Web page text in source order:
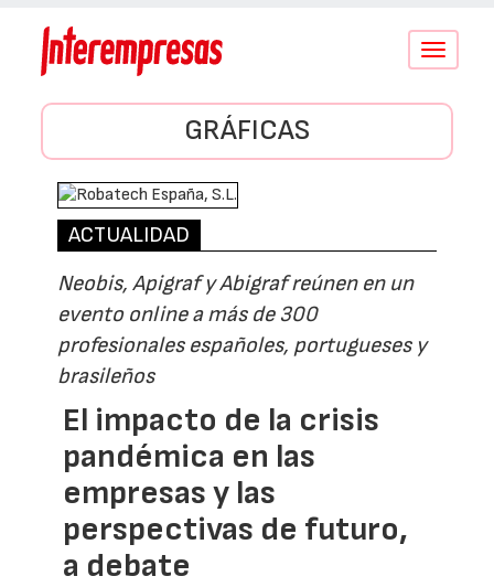
Conmutar
GRÁFICAS
ACTUALIDAD
Neobis, Apigraf y Abigraf reúnen en un
evento online a más de 300
profesionales españoles, portugueses y
brasileños
El impacto de la crisis
pandémica en las
empresas y las
perspectivas de futuro,
a debate